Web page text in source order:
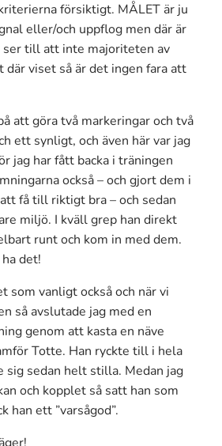
försiktigt. MÅLET är ju
eller/och uppflog men där är
ser till att inte majoriteten av
där viset så är det ingen fara att
att göra två markeringar och två
ett synligt, och även här var jag
jag har fått backa i träningen
också – och gjort dem i
få till riktigt bra – och sedan
miljö. I kväll grep han direkt
runt och kom in med dem.
det!
som vanligt också och när vi
så avslutade jag med en
genom att kasta en näve
Totte. Han ryckte till i hela
sig sedan helt stilla. Medan jag
och kopplet så satt han som
han ett ”varsågod”.